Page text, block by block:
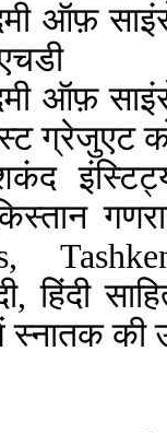
ऑफ़
ऑफ़
ग्रेजुएट
हिंदी
की